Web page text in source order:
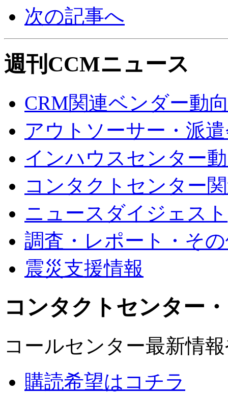
次の記事へ
週刊CCMニュース
CRM関連ベンダー動
アウトソーサー・派
インハウスセンター
コンタクトセンター
ニュースダイジェスト
調査・レポート・そ
震災支援情報
コンタクトセンター
コールセンター最新情
購読希望はコチラ